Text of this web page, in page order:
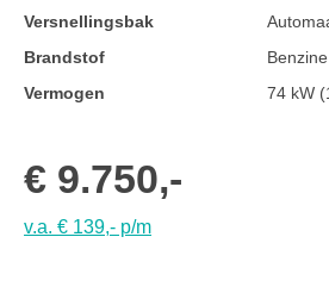
Versnellingsbak
Brandstof
Benzine
Vermogen
74 kW
€ 9.750,-
v.a. € 139,- p/m